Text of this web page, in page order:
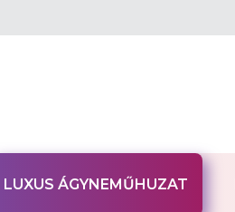
LUXUS ÁGYNEMŰHUZAT